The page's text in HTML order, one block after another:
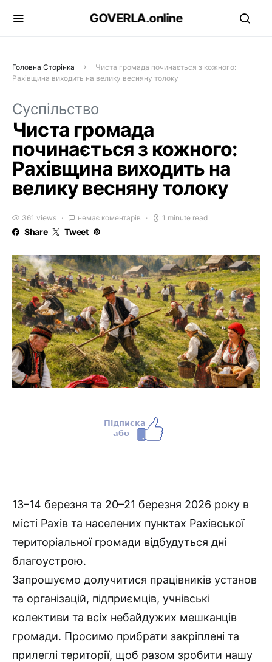
GOVERLA.online
Головна Сторінка
Чиста громада починається з кожного:
Рахівщина виходить на велику весняну толоку
Суспільство
Чиста громада
починається з кожного:
Рахівщина виходить на
велику весняну толоку
361 views немає коментарів 1 minute read
Share Tweet
13–14 березня та 20–21 березня 2026 року в
місті Рахів та населених пунктах Рахівської
територіальної громади відбудуться дні
благоустрою.
Запрошуємо долучитися працівників установ
та організацій, підприємців, учнівські
колективи та всіх небайдужих мешканців
громади. Просимо прибрати закріплені та
прилеглі території, щоб разом зробити нашу